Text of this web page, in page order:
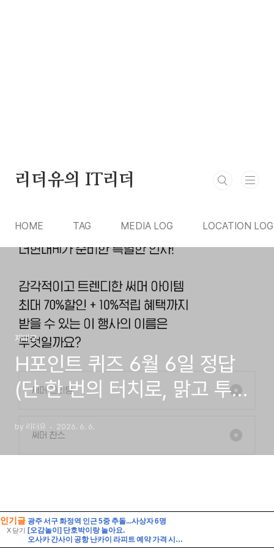
인기글
X 닫기
광주 서구 화정역 인근 5중 추돌...사상자 6명
[오감놀이] 단호박이랑 놀아요.
오사카 간사이 공항 난카이 라피트 예약 가격 시간표 타는법